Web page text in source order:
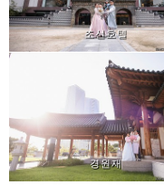
조선호텔
경원재